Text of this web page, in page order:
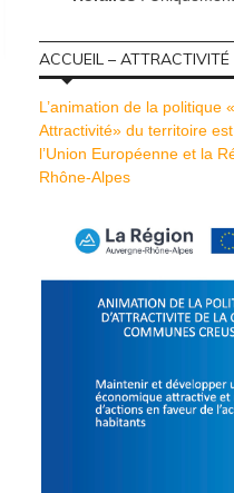
L'INSTITUTION
juin 13, 2016
Creuse
ACCUEIL – ATTRACTIVITÉ
L’animation de la politique
Attractivité» du territoire
l’Union Européenne et la
Rhône-Alpes